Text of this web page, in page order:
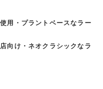
用・プラントベースなラー
向け・ネオクラシックなラ